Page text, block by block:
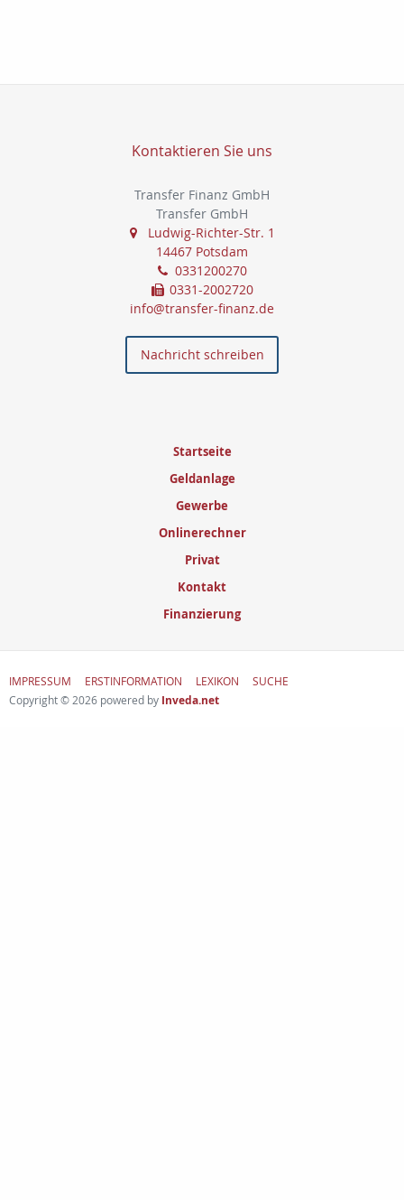
Kontaktieren Sie uns
Transfer Finanz GmbH
Transfer GmbH
Ludwig-Richter-Str. 1
14467 Potsdam
0331200270
0331-2002720
info@transfer-finanz.de
Nachricht schreiben
Startseite
Geldanlage
Gewerbe
Onlinerechner
Privat
Kontakt
Finanzierung
IMPRESSUM ERSTINFORMATION LEXIKON
SUCHE
Copyright © 2026 powered by Inveda.net